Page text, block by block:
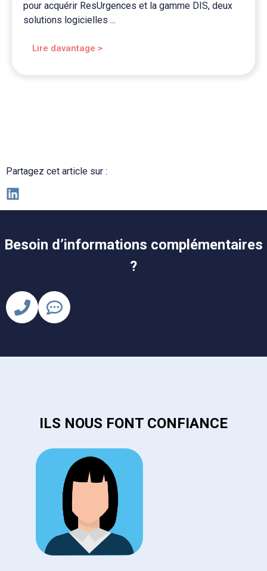
pour acquérir ResUrgences et la gamme DIS, deux
solutions logicielles ...
Lire davantage >
Partagez cet article sur :
Besoin d’informations complémentaires
?
ILS NOUS FONT CONFIANCE